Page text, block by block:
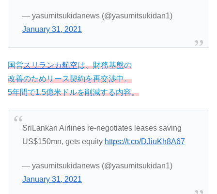
— yasumitsukidanews (@yasumitsukidan1)
January 31, 2021
国営スリランカ航空は、財務基盤の
改善のためリース契約を再交渉中。
5年間で1.5億米ドルを削減する内容。
SriLankan Airlines re-negotiates leases saving
US$150mn, gets equity https://t.co/DJiuKh8A67
— yasumitsukidanews (@yasumitsukidan1)
January 31, 2021